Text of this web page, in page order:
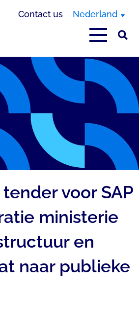
Contact us Nederland
voor SAP
ministerie
en
naar publieke